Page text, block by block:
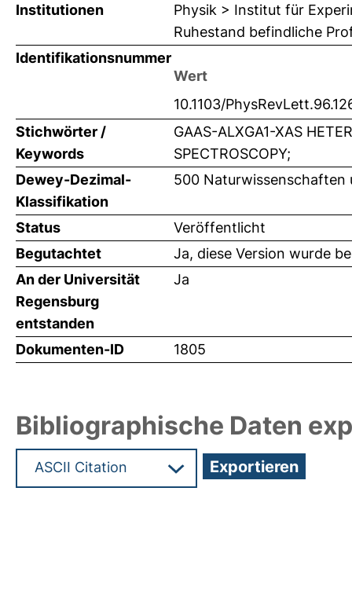
Institutionen
Physik > Institut für
Ruhestand befindliche
Identifikationsnummer
Wert
10.1103/
Stichwörter /
Keywords
GAAS-ALXGA1-XAS
SPECTROSCOPY;
Dewey-Dezimal-
Klassifikation
500 Naturwissenschaften
Status
Veröffentlicht
Begutachtet
Ja, diese Version wurde
An der Universität
Regensburg
entstanden
Ja
Dokumenten-ID 1805
Bibliographische Daten